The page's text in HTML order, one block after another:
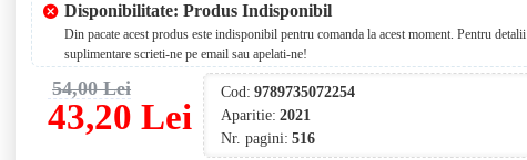
Disponibilitate: Produs Indisponibil
Din pacate acest produs este indisponibil pentru comanda la acest moment. Pentru detalii
suplimentare scrieti-ne pe email sau apelati-ne!
43,20 Lei
54,00 Lei Cod: 9789735072254
Aparitie: 2021
Nr. pagini: 516